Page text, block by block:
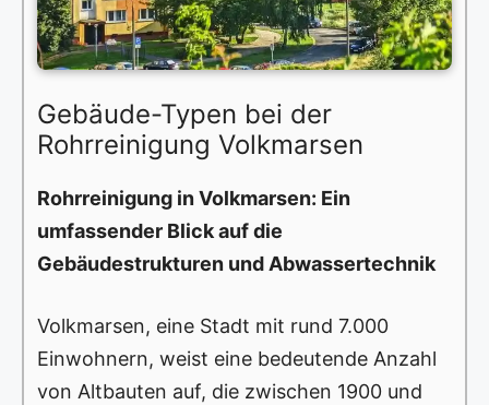
Gebäude-Typen bei der
Rohrreinigung Volkmarsen
Rohrreinigung in Volkmarsen: Ein
umfassender Blick auf die
Gebäudestrukturen und Abwassertechnik
Volkmarsen, eine Stadt mit rund 7.000
Einwohnern, weist eine bedeutende Anzahl
von Altbauten auf, die zwischen 1900 und